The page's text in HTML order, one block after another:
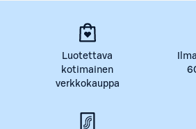
Luotettava
kotimainen
verkkokauppa